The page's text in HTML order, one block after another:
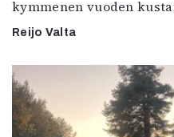
kymmenen vuoden
Reijo Valta